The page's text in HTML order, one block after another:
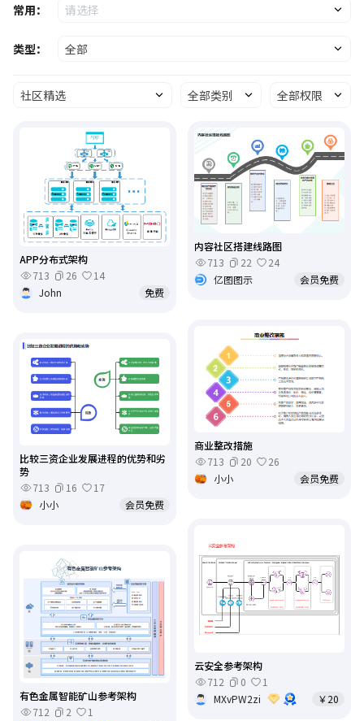
常用： 请选择
类型： 全部
社区精选 全部类别 全部权限
APP分布式架构
713
26
14
John
免费
内容社区搭建线路图
713
22
24
亿图图示
会员免费
商业整改措施
713
20
26
小小
会员免费
比较三资企业发展进程的优势和劣
势
713
16
17
小小
会员免费
云安全参考架构
712
0
1
MXvPW2zi
￥20
有色金属智能矿山参考架构
712
2
1